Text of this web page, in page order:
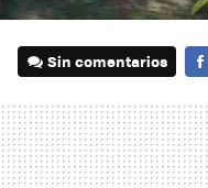
Sin comentarios